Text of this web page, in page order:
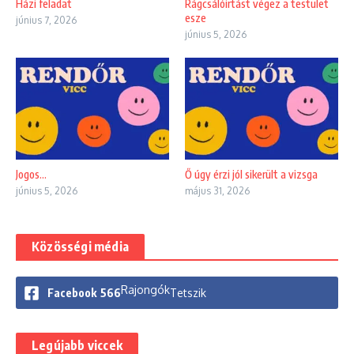
Házi feladat
június 7, 2026
Rágcsálóirtást végez a testület
esze
június 5, 2026
Jogos…
június 5, 2026
Ő úgy érzi jól sikerült a vizsga
május 31, 2026
Közösségi média
Facebook 566RajongókTetszik
Legújabb viccek